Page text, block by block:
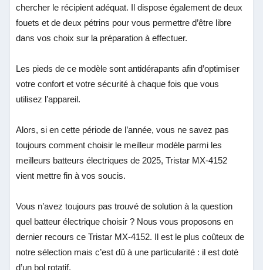
chercher le récipient adéquat. Il dispose également de deux
fouets et de deux pétrins pour vous permettre d’être libre
dans vos choix sur la préparation à effectuer.
Les pieds de ce modèle sont antidérapants afin d’optimiser
votre confort et votre sécurité à chaque fois que vous
utilisez l’appareil.
Alors, si en cette période de l’année, vous ne savez pas
toujours comment choisir le meilleur modèle parmi les
meilleurs batteurs électriques de 2025, Tristar MX-4152
vient mettre fin à vos soucis.
Vous n’avez toujours pas trouvé de solution à la question
quel batteur électrique choisir ? Nous vous proposons en
dernier recours ce Tristar MX-4152. Il est le plus coûteux de
notre sélection mais c’est dû à une particularité : il est doté
d’un bol rotatif.